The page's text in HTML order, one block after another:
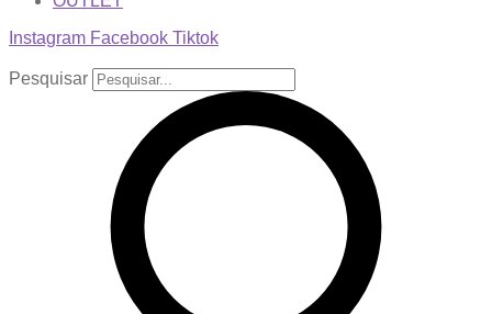
Instagram Facebook Tiktok
Pesquisar